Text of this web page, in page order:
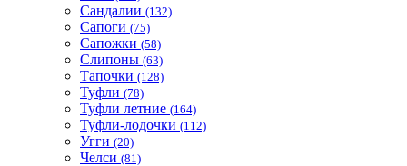
Сандалии (132)
Сапоги (75)
Сапожки (58)
Слипоны (63)
Тапочки (128)
Туфли (78)
Туфли летние (164)
Туфли-лодочки (112)
Угги (20)
Челси (81)